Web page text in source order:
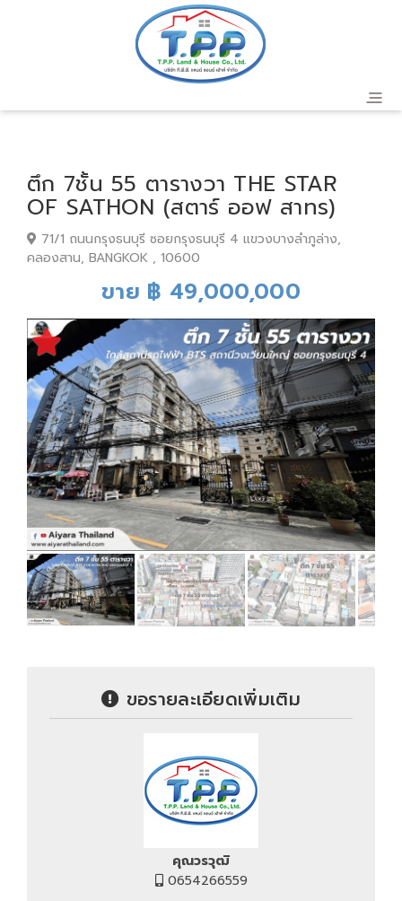
ตึก 7ชั้น 55 ตารางวา THE STAR
OF SATHON (สตาร์ ออฟ สาทร)
71/1 ถนนกรุงธนบุรี ซอยกรุงธนบุรี 4 แขวงบางลำภูล่าง,
คลองสาน, BANGKOK , 10600
ขาย ฿ 49,000,000
ขอรายละเอียดเพิ่มเติม
คุณวรวุฒิ
0654266559